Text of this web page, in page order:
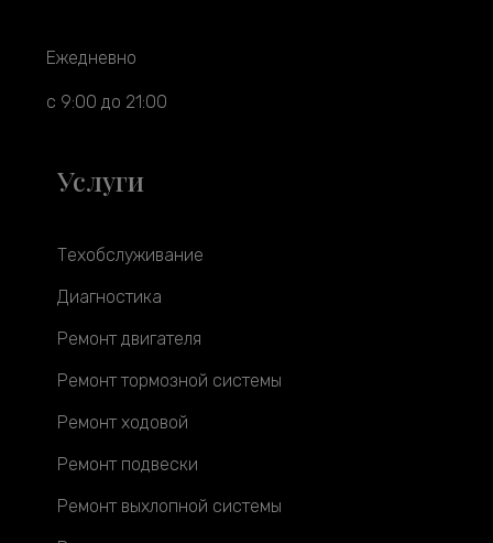
Ежедневно
с 9:00 до 21:00
Услуги
Техобслуживание
Диагностика
Ремонт двигателя
Ремонт тормозной системы
Ремонт ходовой
Ремонт подвески
Ремонт выхлопной системы